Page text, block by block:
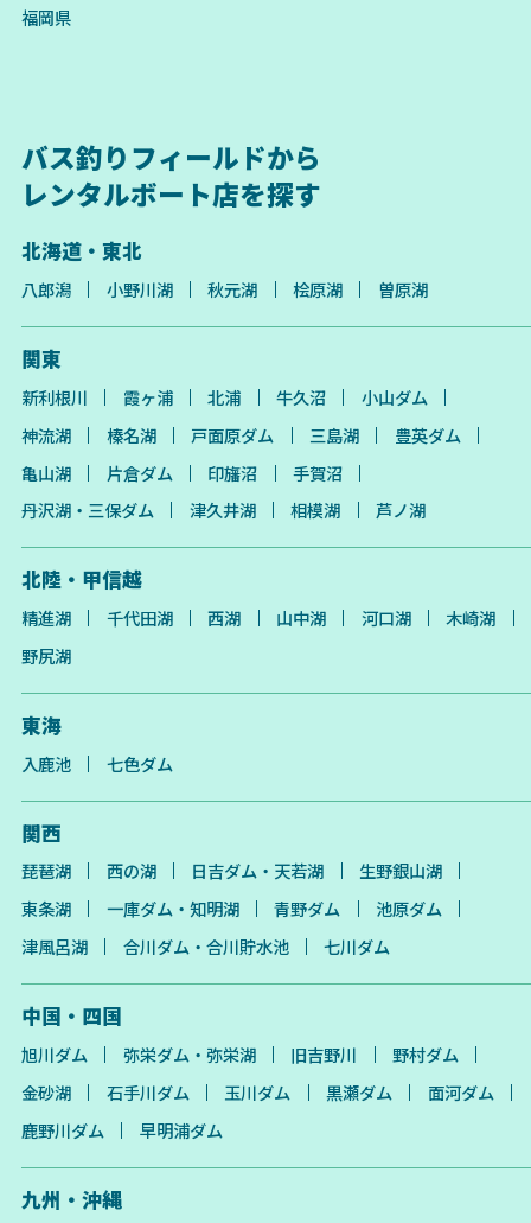
福岡県
バス釣りフィールドから
レンタルボート店を探す
北海道・東北
八郎潟 小野川湖 秋元湖 桧原湖 曽原湖
関東
新利根川 霞ヶ浦 北浦 牛久沼
小山ダム
神流湖
榛名湖 戸面原ダム 三島湖
豊英ダム
亀山湖
片倉ダム 印旛沼
手賀沼
丹沢湖・三保ダム
津久井湖 相模湖 芦ノ湖
北陸・甲信越
精進湖 千代田湖 西湖 山中湖 河口湖
木崎湖
野尻湖
東海
入鹿池 七色ダム
関西
琵琶湖 西の湖 日吉ダム・天若湖
生野銀山湖
東条湖
一庫ダム・知明湖 青野ダム
池原ダム
津風呂湖
合川ダム・合川貯水池 七川ダム
中国・四国
旭川ダム 弥栄ダム・弥栄湖 旧吉野川
野村ダム
金砂湖
石手川ダム 玉川ダム 黒瀬ダム
面河ダム
鹿野川ダム
早明浦ダム
九州・沖縄